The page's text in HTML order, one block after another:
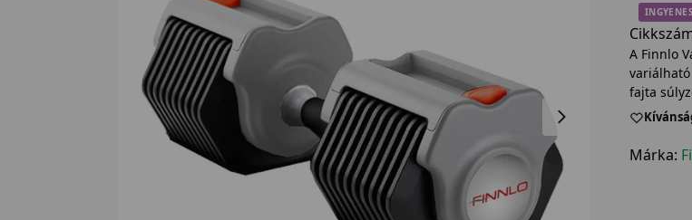
A Finnlo
fajta
Márka: